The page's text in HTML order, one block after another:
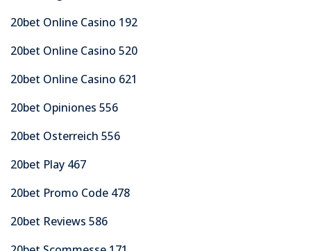
20bet Online Casino 192
20bet Online Casino 520
20bet Online Casino 621
20bet Opiniones 556
20bet Osterreich 556
20bet Play 467
20bet Promo Code 478
20bet Reviews 586